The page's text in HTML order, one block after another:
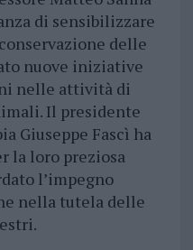
di sensibilizzare
delle
nuove iniziative
nelle attività di
Il presidente
Giuseppe Fascì ha
la loro preziosa
l’impegno
nella tutela delle